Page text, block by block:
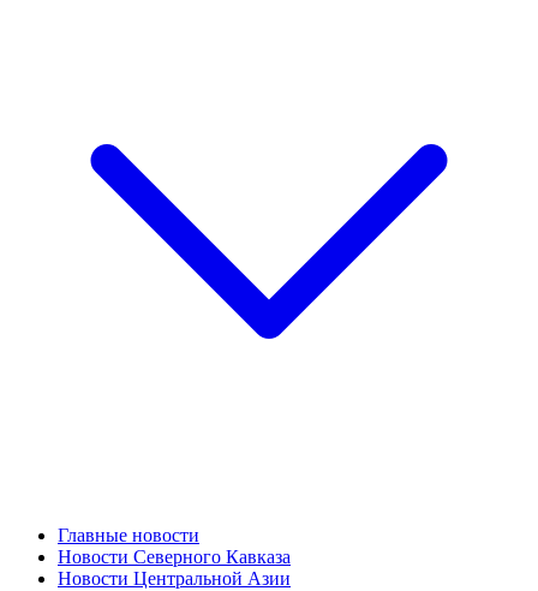
Главные новости
Новости Северного Кавказа
Новости Центральной Азии